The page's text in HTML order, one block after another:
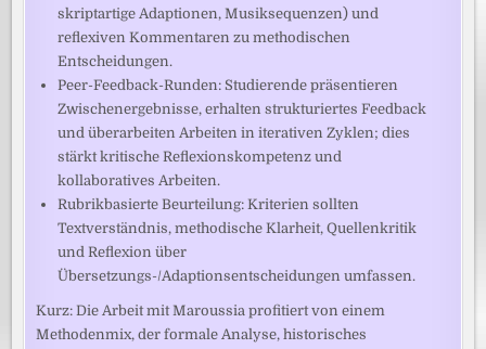
skriptartige Adaptionen, Musiksequenzen) und
reflexiven Kommentaren zu methodischen
Entscheidungen.
Peer-Feedback-Runden: Studierende präsentieren
Zwischenergebnisse, erhalten strukturiertes Feedback
und überarbeiten Arbeiten in iterativen Zyklen; dies
stärkt kritische Reflexionskompetenz und
kollaboratives Arbeiten.
Rubrikbasierte Beurteilung: Kriterien sollten
Textverständnis, methodische Klarheit, Quellenkritik
und Reflexion über
Übersetzungs-/Adaptionsentscheidungen umfassen.
Kurz: Die Arbeit mit Maroussia profitiert von einem
Methodenmix, der formale Analyse, historisches